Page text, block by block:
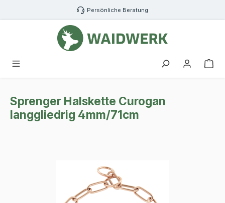
Zum Hauptinhalt springen Persönliche Beratung
Sprenger Halskette Curogan
langgliedrig 4mm/71cm